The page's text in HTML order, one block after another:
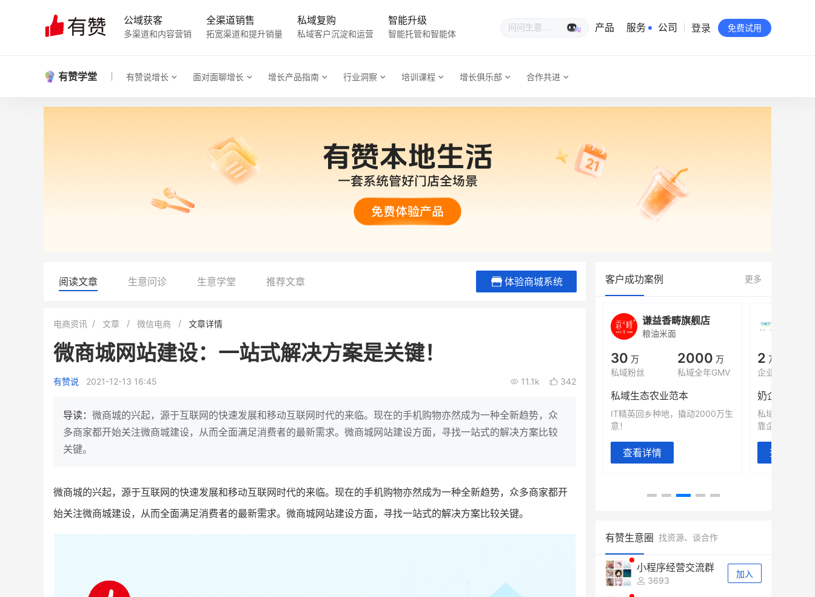
公域获客
多渠道和内容营销
全渠道销售
拓宽渠道和提升销量
私域复购
私域客户沉淀和运营
智能升级
智能托管和智能体
生意专家
产品 服务 公司
有赞公益
站点地图
登录 免费试用
有赞学堂 有赞说增长 面对面聊增长 增长产品指南 行业洞察 培训课程 增长俱乐部 合作共进
阅读文章 生意问诊 生意学堂 推荐文章 体验商城系统
电商资讯 文章 微信电商 文章详情
微商城网站建设：一站式解决方案是关键！
有赞说 2021-12-13 16:45 11.1k 342
导读： 微商城的兴起，源于互联网的快速发展和移动互联网时代的来临。现在的手机购物亦然成为一种全新趋势，众
多商家都开始关注微商城建设，从而全面满足消费者的最新需求。微商城网站建设方面，寻找一站式的解决方案比较
关键。
微商城的兴起，源于互联网的快速发展和移动互联网时代的来临。现在的手机购物亦然成为一种全新趋势，众多商家都开
始关注微商城建设，从而全面满足消费者的最新需求。微商城网站建设方面，寻找一站式的解决方案比较关键。
客户成功案例 更多
白帝牛奶旗舰店
900 万
私域样本打法！新希望白帝乳业
靠企业微信实现销售额翻 8 倍！
查看详情
小鹿蓝蓝会员
80% +
7900 万
三只松鼠旗下的网红婴儿辅食品
牌，22天便拿下类目第一
母婴
有货源没流量？母婴馆如何破局
他只用7年做到平台销冠，转战私
域如何破局？
这家女装连锁如何借有赞破局新
零售？
谦益香畴旗舰店
粮油米面
30 万
私域粉丝
2000 万
私域全年GMV
私域生态农业范本
IT精英回乡种地，撬动2000万生
意！
查看详情
2 万人
奶企靠企业
私域样本打法
靠企业微信实
查看详情
有赞生意圈 找资源、谈合作
小程序经营交流群
3693
加入